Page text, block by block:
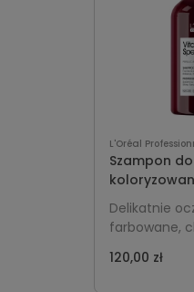
L'Oréal
Szampon
pompką -
Color
Delikatnie
farbowane,
pozostawia
120,00 zł